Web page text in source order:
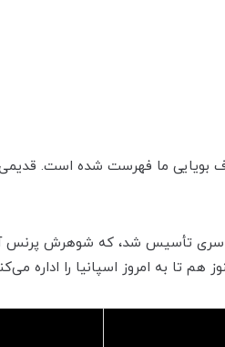
تأسیس شد، که شوهرش پرنس
هم تا به امروز اسپانیا را اداره